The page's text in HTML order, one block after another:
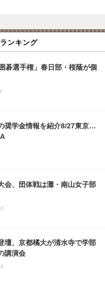
ンキング
碁選手権」春日部・桜蔭が個
奨学金情報を紹介8/27東京…
会、団体戦は灘・南山女子部
壇、京都橘大が清水寺で学部
講演会